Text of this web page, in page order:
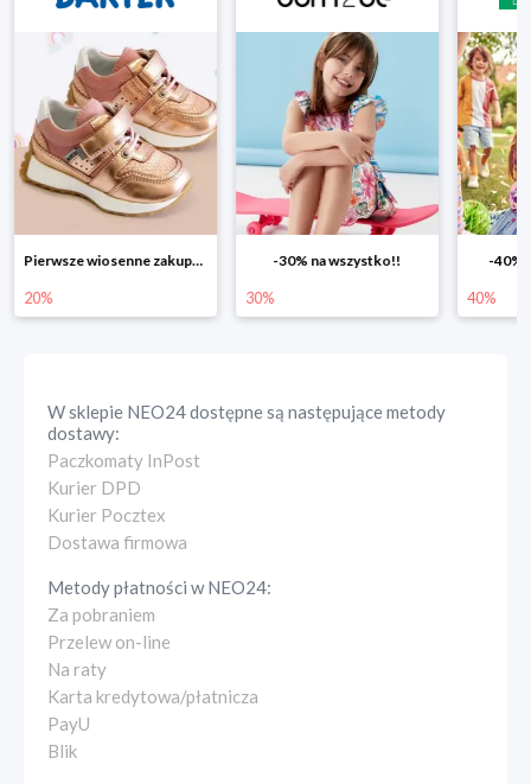
Pierwsze wiosenne zakupy -20%
20%
-30% na wszystko!!
30%
-40%
40%
W sklepie NEO24dostępne są następujące metody
dostawy:
Paczkomaty InPost
Kurier DPD
Kurier Pocztex
Dostawa firmowa
Metody płatności wNEO24:
Za pobraniem
Przelew on-line
Na raty
Karta kredytowa/płatnicza
PayU
Blik